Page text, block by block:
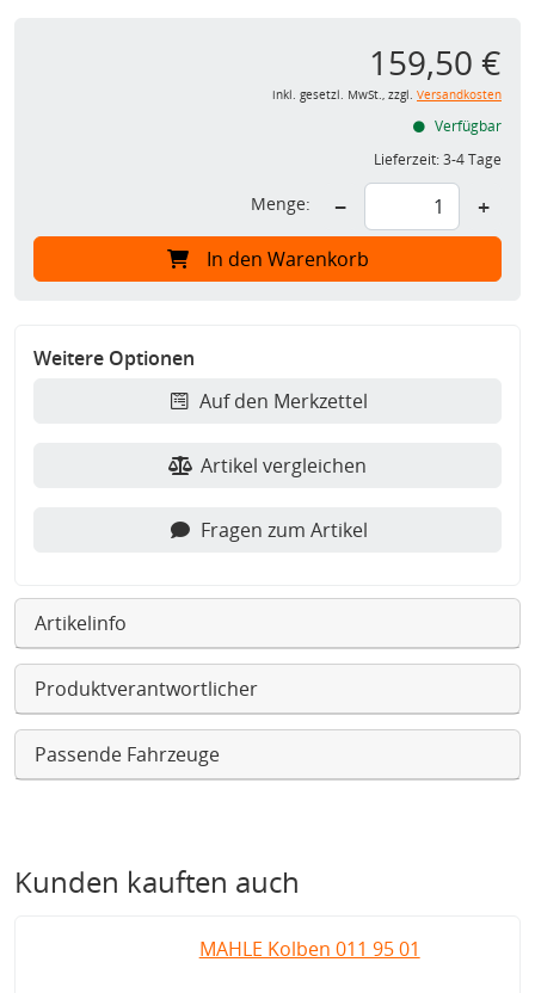
159,50 €
inkl. gesetzl. MwSt., zzgl. Versandkosten
Verfügbar
Lieferzeit:3-4 Tage
Menge: − +
In den Warenkorb
Weitere Optionen
Auf den Merkzettel
Artikel vergleichen
Fragen zum Artikel
Artikelinfo
Produktverantwortlicher
Passende Fahrzeuge
Kunden kauften auch
MAHLE Kolben 011 95 01